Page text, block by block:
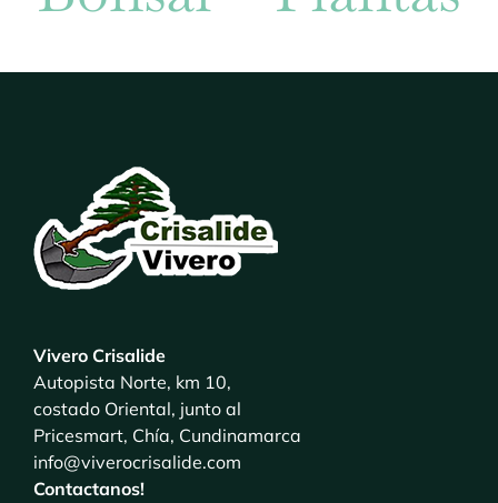
Vivero Crisalide
Autopista Norte, km 10,
costado Oriental, junto al
Pricesmart, Chía, Cundinamarca
info@viverocrisalide.com
Contactanos!